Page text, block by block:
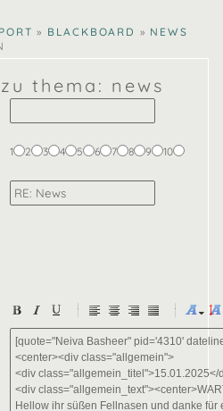
» BLACKBOARD » NEWS
thema: news
1 2 3 4 5 6 7 8 9 10
-
-
-
-
-
-
-
-
-
-
-
-
-
-
-